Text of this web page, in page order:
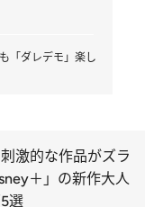
「ダレデモ」楽し
激的な作品がズラ
＋」の新作大人
選